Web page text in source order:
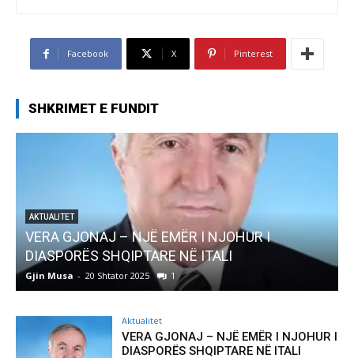
Facebook X Pinterest
SHKRIMET E FUNDIT
I
AKTUALITET
Pregaditi Gjin Musa-Rome-
Gjin Musa - 8 Shtator 2025
Aktualitet
VERA GJONAJ – NJË EMËR I NJOHUR I
DIASPORËS SHQIPTARE NË ITALI